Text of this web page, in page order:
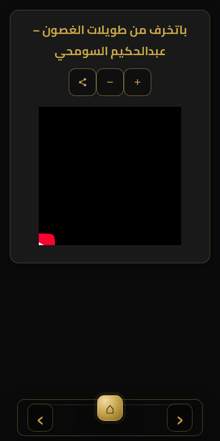
باتخرف من طويلات الغصون –
عبدالحكيم السومحي
+
−
‹
⌂
›